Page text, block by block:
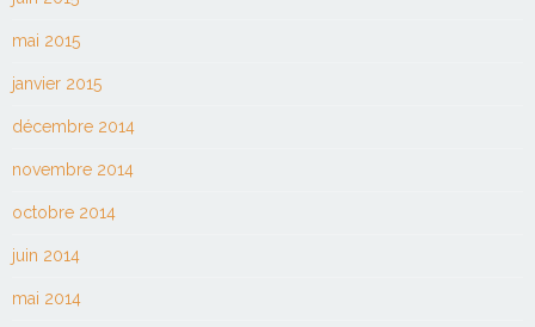
mai 2015
janvier 2015
décembre 2014
novembre 2014
octobre 2014
juin 2014
mai 2014